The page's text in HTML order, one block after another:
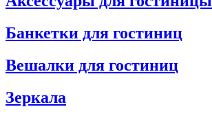
Банкетки для гостиниц
Вешалки для гостиниц
Зеркала